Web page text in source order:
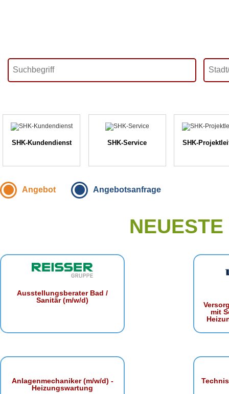
SHK-Kundendienst SHK-Service SHK-
Angebot Angebotsanfrage
Ausstellungsberater Bad /
Sanitär (m/w/d)
mit
Anlagenmechaniker (m/w/d) -
Heizungswartung